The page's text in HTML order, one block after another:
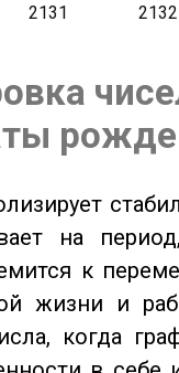
на
к
жизни и
когда